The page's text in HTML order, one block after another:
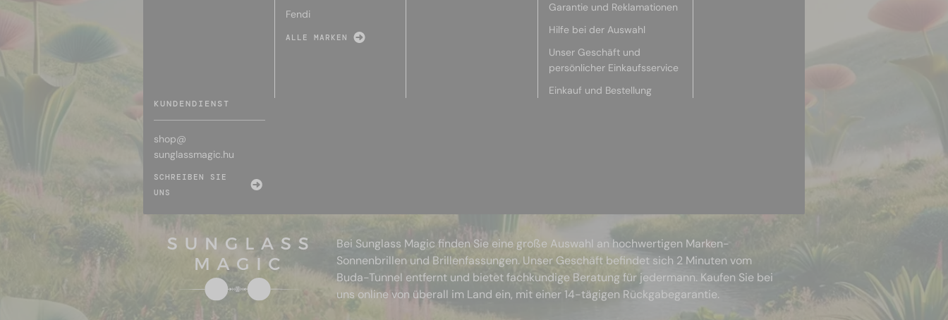
Fendi
ALLE MARKEN
Garantie und Reklamationen
Hilfe bei der Auswahl
Unser Geschäft und
persönlicher Einkaufsservice
Einkauf und Bestellung
KUNDENDIENST
shop@
sunglassmagic.hu
SCHREIBEN SIE
UNS
Bei Sunglass Magic finden Sie eine große Auswahl an hochwertigen Marken-
Sonnenbrillen und Brillenfassungen. Unser Geschäft befindet sich 2 Minuten vom
Buda-Tunnel entfernt und bietet fachkundige Beratung für jedermann. Kaufen Sie bei
uns online von überall im Land ein, mit einer 14-tägigen Rückgabegarantie.